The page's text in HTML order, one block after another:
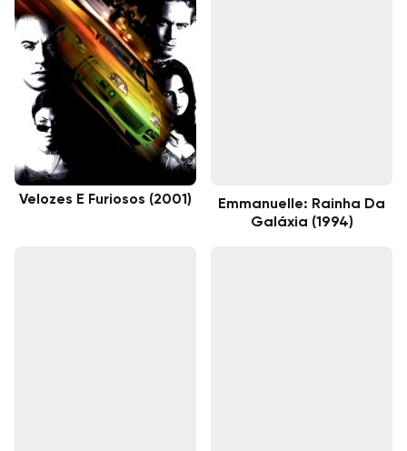
Velozes E Furiosos (2001)
Emmanuelle: Rainha Da
Galáxia (1994)